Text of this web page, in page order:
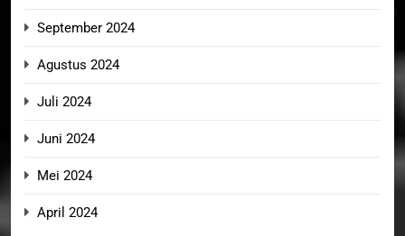
September 2024
Agustus 2024
Juli 2024
Juni 2024
Mei 2024
April 2024